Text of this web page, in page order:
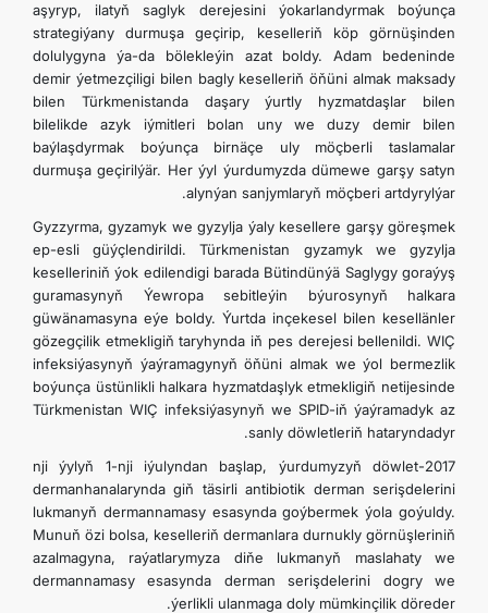
aşyryp, ilatyň saglyk derejesini ýokarlandyrmak boýunça
strategiýany durmuşa geçirip, keselleriň köp görnüşinden
dolulygyna ýa-da bölekleýin azat boldy. Adam bedeninde
demir ýetmezçiligi bilen bagly keselleriň öňüni almak maksady
bilen Türkmenistanda daşary ýurtly hyzmatdaşlar bilen
bilelikde azyk iýmitleri bolan uny we duzy demir bilen
baýlaşdyrmak boýunça birnäçe uly möçberli taslamalar
durmuşa geçirilýär. Her ýyl ýurdumyzda dümewe garşy satyn
alynýan sanjymlaryň möçberi artdyrylýar.
Gyzzyrma, gyzamyk we gyzylja ýaly kesellere garşy göreşmek
ep-esli güýçlendirildi. Türkmenistan gyzamyk we gyzylja
keselleriniň ýok edilendigi barada Bütindünýä Saglygy goraýyş
guramasynyň Ýewropa sebitleýin býurosynyň halkara
güwänamasyna eýe boldy. Ýurtda inçekesel bilen kesellänler
gözegçilik etmekligiň taryhynda iň pes derejesi bellenildi. WIÇ
infeksiýasynyň ýaýramagynyň öňüni almak we ýol bermezlik
boýunça üstünlikli halkara hyzmatdaşlyk etmekligiň netijesinde
Türkmenistan WIÇ infeksiýasynyň we SPID-iň ýaýramadyk az
sanly döwletleriň hataryndadyr.
2017-nji ýylyň 1-nji iýulyndan başlap, ýurdumyzyň döwlet
dermanhanalarynda giň täsirli antibiotik derman serişdelerini
lukmanyň dermannamasy esasynda goýbermek ýola goýuldy.
Munuň özi bolsa, keselleriň dermanlara durnukly görnüşleriniň
azalmagyna, raýatlarymyza diňe lukmanyň maslahaty we
dermannamasy esasynda derman serişdelerini dogry we
ýerlikli ulanmaga doly mümkinçilik döreder.